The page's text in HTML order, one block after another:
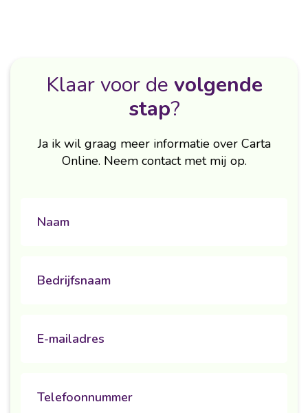
Klaar voor de volgende
stap?
Ja ik wil graag meer informatie over Carta
Online. Neem contact met mij op.